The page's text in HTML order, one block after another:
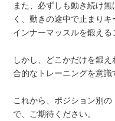
また、必ずしも動き続け
く、動きの途中で止まり
インナーマッスルを鍛える
しかし、どこかだけを鍛
合的なトレーニングを意識
これから、ポジション別
で、ご期待ください。